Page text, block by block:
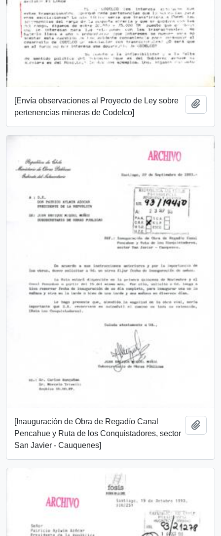
[Envía observaciones al Proyecto de Ley sobre
pertenencias mineras de Codelco]
[Inauguración de Obra de Regadío Canal
Pencahue y Ruta de los Conquistadores, sector
San Javier - Cauquenes]